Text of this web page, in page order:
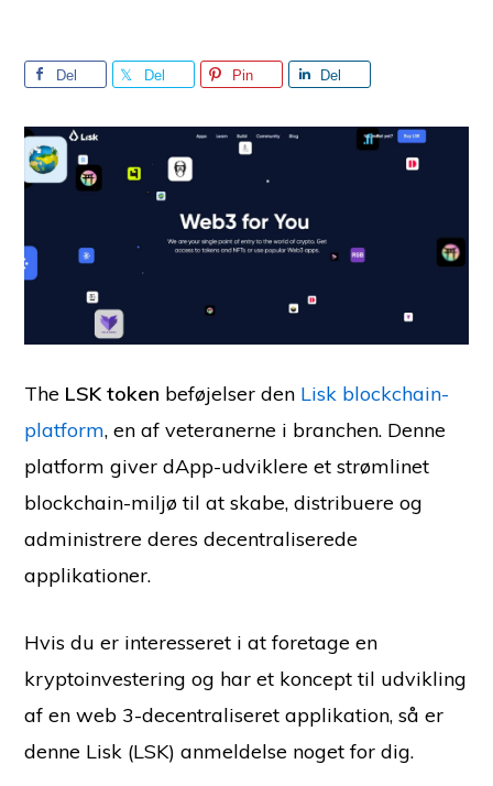
Del Del Pin Del
The LSK token beføjelser den Lisk blockchain-
platform, en af veteranerne i branchen. Denne
platform giver dApp-udviklere et strømlinet
blockchain-miljø til at skabe, distribuere og
administrere deres decentraliserede
applikationer.
Hvis du er interesseret i at foretage en
kryptoinvestering og har et koncept til udvikling
af en web 3-decentraliseret applikation, så er
denne Lisk (LSK) anmeldelse noget for dig.